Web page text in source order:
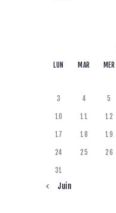
LUN MAR MER
3 4 5
10 11 12
17 18 19
24 25 26
31
« Juin